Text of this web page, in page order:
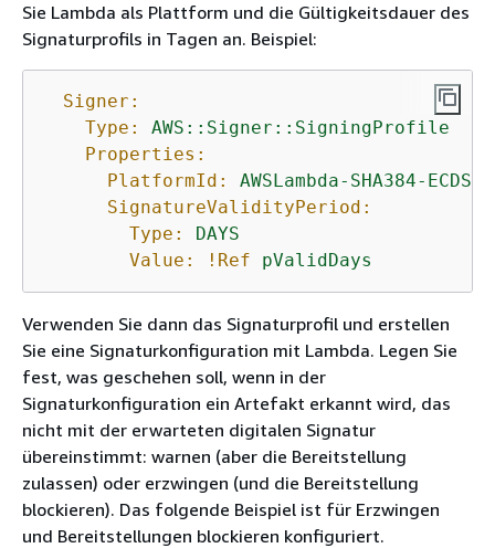
Sie Lambda als Plattform und die Gültigkeitsdauer des
Signaturprofils in Tagen an. Beispiel:
Signer:
Type:
AWS::Signer::SigningProfile
Properties:
PlatformId:
AWSLambda-SHA384-ECDSA
SignatureValidityPeriod:
Type:
DAYS
Value:
!Ref pValidDays
Verwenden Sie dann das Signaturprofil und erstellen
Sie eine Signaturkonfiguration mit Lambda. Legen Sie
fest, was geschehen soll, wenn in der
Signaturkonfiguration ein Artefakt erkannt wird, das
nicht mit der erwarteten digitalen Signatur
übereinstimmt: warnen (aber die Bereitstellung
zulassen) oder erzwingen (und die Bereitstellung
blockieren). Das folgende Beispiel ist für Erzwingen
und Bereitstellungen blockieren konfiguriert.